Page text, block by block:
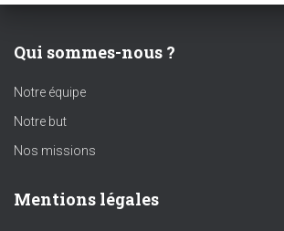
Qui sommes-nous ?
Notre équipe
Notre but
Nos missions
Mentions légales